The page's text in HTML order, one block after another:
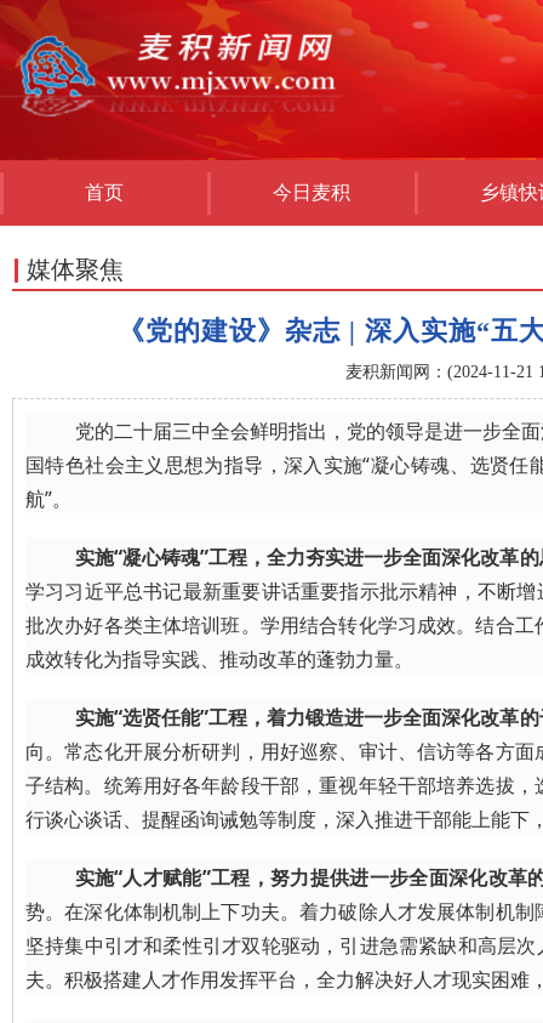
首页 今日麦积 乡镇快
媒体聚焦
《党的建设》杂志 | 深入实施“五
麦积新闻网：(2024-11-21
党的二十届三中全会鲜明指出，党的领导是进一步全
国特色社会主义思想为指导，深入实施“凝心铸魂、选贤
航”。
实施“凝心铸魂”工程，全力夯实进一步全面深化改革
学习习近平总书记最新重要讲话重要指示批示精神，不断
批次办好各类主体培训班。学用结合转化学习成效。结合
成效转化为指导实践、推动改革的蓬勃力量。
实施“选贤任能”工程，着力锻造进一步全面深化改革
向。常态化开展分析研判，用好巡察、审计、信访等各方
子结构。统筹用好各年龄段干部，重视年轻干部培养选拔
行谈心谈话、提醒函询诫勉等制度，深入推进干部能上能
实施“人才赋能”工程，努力提供进一步全面深化改革
势。在深化体制机制上下功夫。着力破除人才发展体制机
坚持集中引才和柔性引才双轮驱动，引进急需紧缺和高层
夫。积极搭建人才作用发挥平台，全力解决好人才现实困